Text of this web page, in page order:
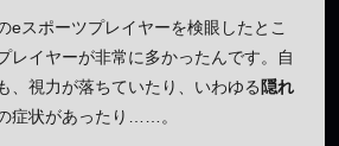
eスポーツプレイヤーを検眼したとこ
レイヤーが非常に多かったんです。自
、視力が落ちていたり、いわゆる 隠れ
症状があったり……。